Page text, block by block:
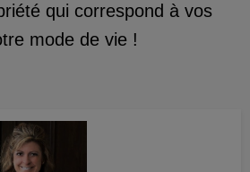
qui correspond à vos
mode de vie !